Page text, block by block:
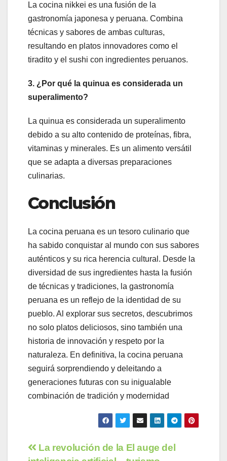
La cocina nikkei es una fusión de la
gastronomía japonesa y peruana. Combina
técnicas y sabores de ambas culturas,
resultando en platos innovadores como el
tiradito y el sushi con ingredientes peruanos.
3. ¿Por qué la quinua es considerada un
superalimento?
La quinua es considerada un superalimento
debido a su alto contenido de proteínas, fibra,
vitaminas y minerales. Es un alimento versátil
que se adapta a diversas preparaciones
culinarias.
Conclusión
La cocina peruana es un tesoro culinario que
ha sabido conquistar al mundo con sus sabores
auténticos y su rica herencia cultural. Desde la
diversidad de sus ingredientes hasta la fusión
de técnicas y tradiciones, la gastronomía
peruana es un reflejo de la identidad de su
pueblo. Al explorar sus secretos, descubrimos
no solo platos deliciosos, sino también una
historia de innovación y respeto por la
naturaleza. En definitiva, la cocina peruana
seguirá sorprendiendo y deleitando a
generaciones futuras con su inigualable
combinación de tradición y modernidad
Navegación
El auge del
La revolución de la